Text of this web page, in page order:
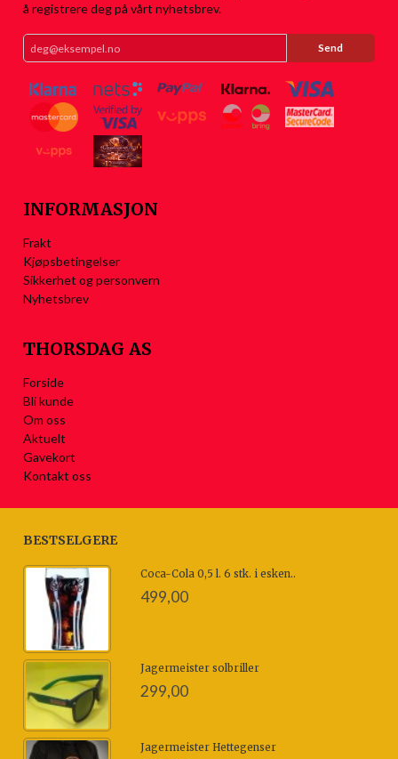
å registrere deg på vårt nyhetsbrev.
INFORMASJON
Frakt
Kjøpsbetingelser
Sikkerhet og personvern
Nyhetsbrev
THORSDAG AS
Forside
Bli kunde
Om oss
Aktuelt
Gavekort
Kontakt oss
BESTSELGERE
Coca-Cola 0,5 l. 6 stk. i esken..
499,00
Jagermeister solbriller
299,00
Jagermeister Hettegenser